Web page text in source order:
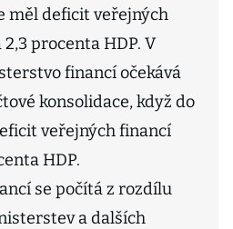
měl deficit veřejných
procenta HDP. V
financí očekává
konsolidace, když do
veřejných financí
HDP.
se počítá z rozdílu
a dalších